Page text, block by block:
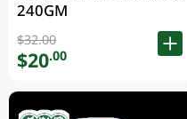
240GM
$32.00
$20.00